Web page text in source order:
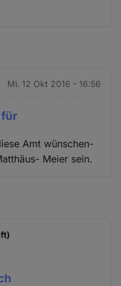
Mi. 12 Okt 2016 - 16:56
für
Amt wünschen-
Meier sein.